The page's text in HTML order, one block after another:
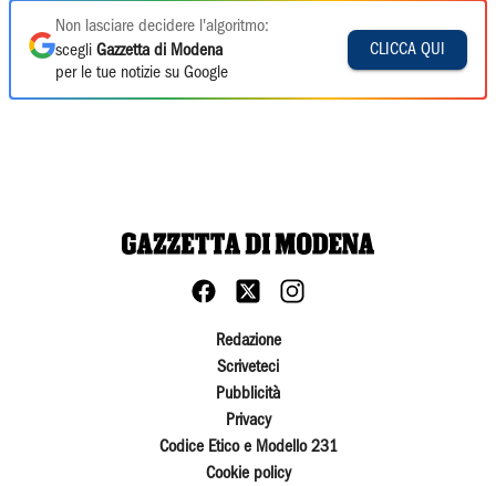
Non lasciare decidere l'algoritmo:
scegli Gazzetta di Modena
per le tue notizie su Google
CLICCA QUI
Redazione
Scriveteci
Pubblicità
Privacy
Codice Etico e Modello 231
Cookie policy